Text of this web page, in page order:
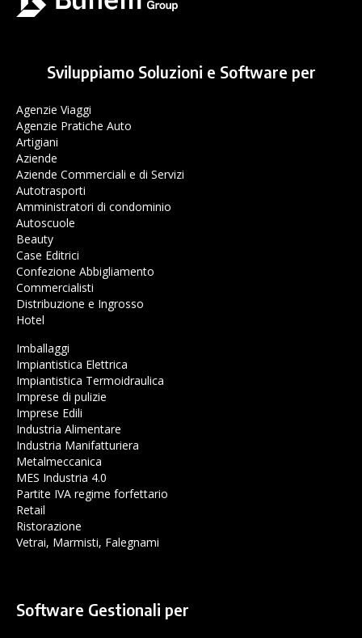
Sviluppiamo Soluzioni e Software per
Agenzie Viaggi
Agenzie Pratiche Auto
Artigiani
Aziende
Aziende Commerciali e di Servizi
Autotrasporti
Amministratori di condominio
Autoscuole
Beauty
Case Editrici
Confezione Abbigliamento
Commercialisti
Distribuzione e Ingrosso
Hotel
Imballaggi
Impiantistica Elettrica
Impiantistica Termoidraulica
Imprese di pulizie
Imprese Edili
Industria Alimentare
Industria Manifatturiera
Metalmeccanica
MES Industria 4.0
Partite IVA regime forfettario
Retail
Ristorazione
Vetrai, Marmisti, Falegnami
Software Gestionali per